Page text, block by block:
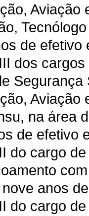
Aviação
de
dos
na área
de efetivo
do cargo
anos
do cargo